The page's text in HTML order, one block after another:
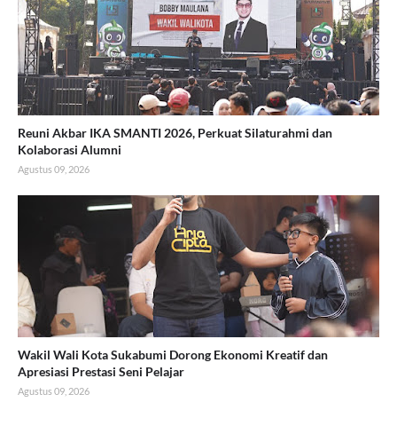
Reuni Akbar IKA SMANTI 2026, Perkuat Silaturahmi dan
Kolaborasi Alumni
Agustus 09, 2026
Wakil Wali Kota Sukabumi Dorong Ekonomi Kreatif dan
Apresiasi Prestasi Seni Pelajar
Agustus 09, 2026